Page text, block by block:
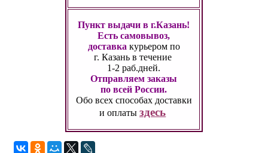
Пункт выдачи в г.Казань!
Есть самовывоз,
доставка курьером по
г. Казань в течение
1-2 раб.дней.
Отправляем заказы
по всей России.
Обо всех способах доставки
и оплатыздесь